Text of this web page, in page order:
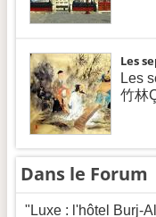
Les
Les
竹林
Dans le Forum
"Luxe : l'hôtel Burj-